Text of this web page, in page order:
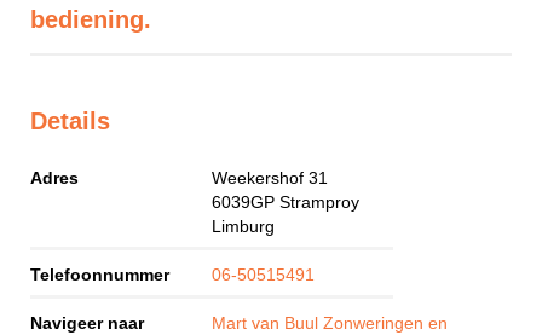
bediening.
Details
Adres
Weekershof 31
6039GP Stramproy
Limburg
Telefoonnummer 06-50515491
Navigeer naar
Mart van Buul Zonweringen en